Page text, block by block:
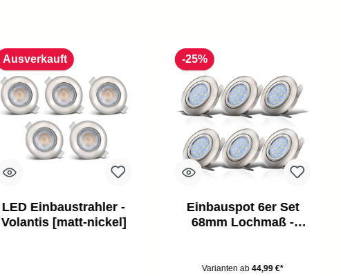
Ausverkauft
LED Einbaustrahler -
Volantis [matt-nickel]
-25%
Einbauspot 6er Set
68mm Lochmaß -
nickel
Varianten ab44,99 €*